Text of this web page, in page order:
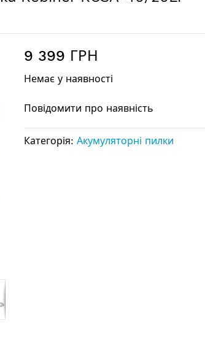
9 399 ГРН
Немає у наявності
Повідомити про наявність
Категорія: Акумуляторні пилки